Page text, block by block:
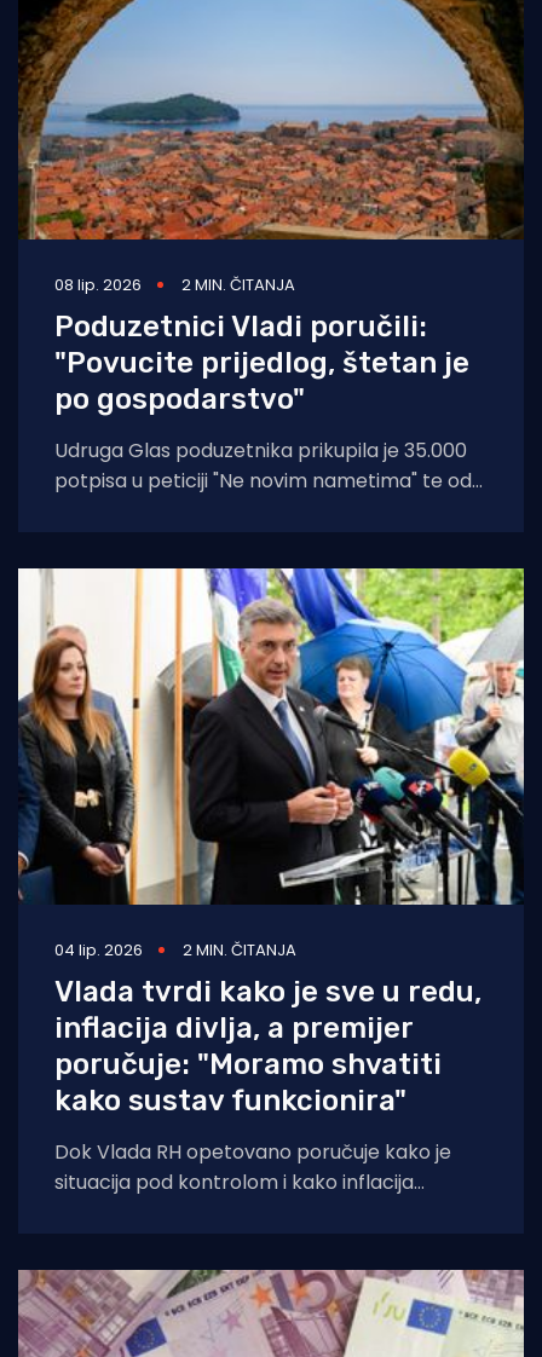
08 lip. 2026 2 MIN. ČITANJA
Poduzetnici Vladi poručili:
"Povucite prijedlog, štetan je
po gospodarstvo"
Udruga Glas poduzetnika prikupila je 35.000
potpisa u peticiji "Ne novim nametima" te od
04 lip. 2026 2 MIN. ČITANJA
Vlada tvrdi kako je sve u redu,
inflacija divlja, a premijer
poručuje: "Moramo shvatiti
kako sustav funkcionira"
Dok Vlada RH opetovano poručuje kako je
situacija pod kontrolom i kako inflacija